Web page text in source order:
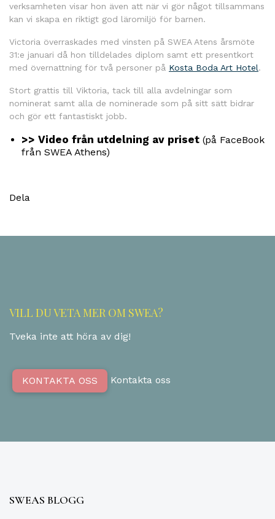
verksamheten visar hon även att när vi gör något tillsammans
kan vi skapa en riktigt god läromiljö för barnen.
Victoria överraskades med vinsten på SWEA Atens årsmöte
31:e januari då hon tilldelades diplom samt ett presentkort
med övernattning för två personer på Kosta Boda Art Hotel.
Stort grattis till Viktoria, tack till alla avdelningar som
nominerat samt alla de nominerade som på sitt sätt bidrar
och gör ett fantastiskt jobb.
>> Video från utdelning av priset (på FaceBook
från SWEA Athens)
Dela
VILL DU VETA MER OM SWEA?
Tveka inte att höra av dig!
KONTAKTA OSS Kontakta oss
SWEAS BLOGG